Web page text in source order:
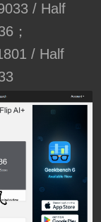
/ Half
；
/ Half